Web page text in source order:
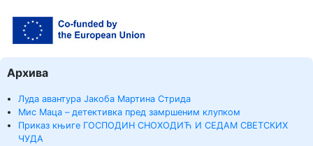
Архива
Луда авантура Јакоба Мартина Стрида
Мис Маца – детективка пред замршеним клупком
Приказ књиге ГОСПОДИН СНОХОДИЋ И СЕДАМ СВЕТСКИХ
ЧУДА